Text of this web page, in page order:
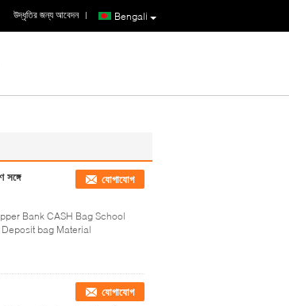
Bengali
উদ্ধৃতির জন্য আবেদন |
সঙ্গে
যোগাযোগ
Bank CASH Bag School
bag Material
যোগাযোগ